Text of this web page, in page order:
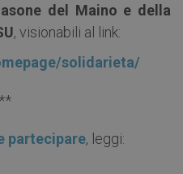
del Maino e della
, visionabili al link:
solidarieta/
partecipare, leggi: